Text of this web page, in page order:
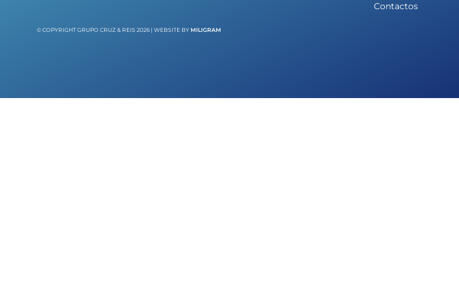
Contactos
© COPYRIGHT GRUPO CRUZ & REIS 2026 | WEBSITE BYMILIGRAM